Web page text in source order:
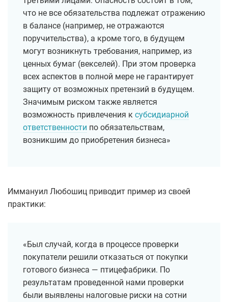
что не все обязательства подлежат отражению
в балансе (например, не отражаются
поручительства), а кроме того, в будущем
могут возникнуть требования, например, из
ценных бумаг (векселей). При этом проверка
всех аспектов в полной мере не гарантирует
защиту от возможных претензий в будущем.
Значимым риском также является
возможность привлечения к субсидиарной
ответственности по обязательствам,
возникшим до приобретения бизнеса»
Иммануил Любошиц приводит пример из своей
практики:
«Был случай, когда в процессе проверки
покупатели решили отказаться от покупки
готового бизнеса — птицефабрики. По
результатам проведенной нами проверки
были выявлены налоговые риски на сотни